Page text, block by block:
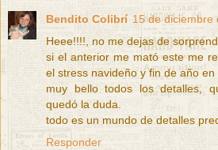
Bendito Colibrí 15 de diciembre
Heee!!!!, no me dejas de
si el anterior me mató este me
el stress navideño y fin de año en
muy bello todos los detalles,
quedó la duda.
todo es un mundo de detalles
Responder